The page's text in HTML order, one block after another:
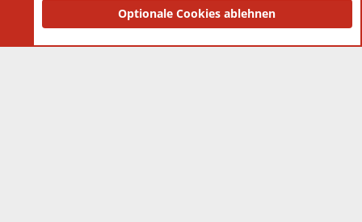
Community platform by XenForo® © 2010-2025 XenForo Ltd.
and add-ons by ThemeHouse
Optionale Cookies ablehnen